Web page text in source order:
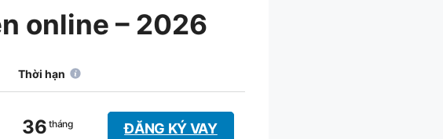
online – 2026
Thời hạn
36 tháng ĐĂNG KÝ VAY